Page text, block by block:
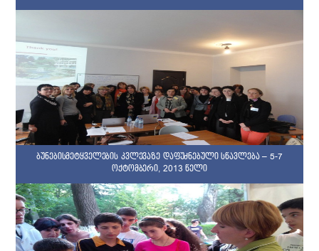
ბუნებისმეტყველების კვლევაზე დაფუძნებული სწავლება – 5-7
ოქტომბერი, 2013 წელი